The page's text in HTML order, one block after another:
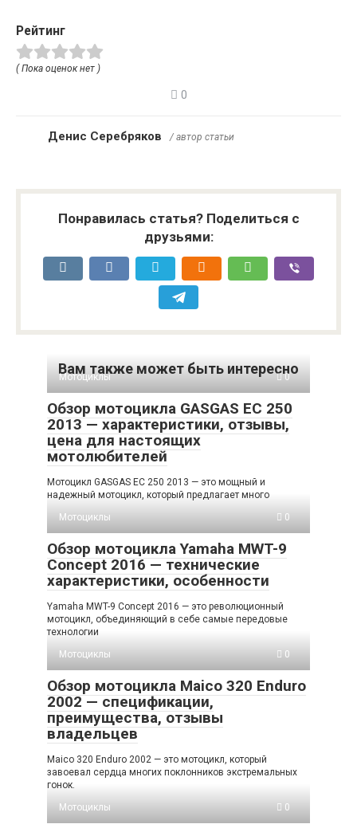
Рейтинг
( Пока оценок нет )
0
Денис Серебряков / автор статьи
Понравилась статья? Поделиться с
друзьями:
Вам также может быть интересно
Мотоциклы 0
Обзор мотоцикла GASGAS EC 250
2013 — характеристики, отзывы,
цена для настоящих
мотолюбителей
Мотоцикл GASGAS EC 250 2013 — это мощный и
надежный мотоцикл, который предлагает много
Мотоциклы
0
Обзор мотоцикла Yamaha MWT-9
Concept 2016 — технические
характеристики, особенности
Yamaha MWT-9 Concept 2016 — это революционный
мотоцикл, объединяющий в себе самые передовые
технологии
Мотоциклы
0
Обзор мотоцикла Maico 320 Enduro
2002 — спецификации,
преимущества, отзывы
владельцев
Maico 320 Enduro 2002 — это мотоцикл, который
завоевал сердца многих поклонников экстремальных
гонок.
Мотоциклы
0